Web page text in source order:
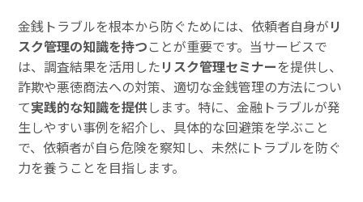
金銭トラブルを根本から防ぐためには、依頼者自身がリ
スク管理の知識を持つことが重要です。当サービスで
は、調査結果を活用したリスク管理セミナーを提供し、
詐欺や悪徳商法への対策、適切な金銭管理の方法につい
て実践的な知識を提供します。特に、金融トラブルが発
生しやすい事例を紹介し、具体的な回避策を学ぶこと
で、依頼者が自ら危険を察知し、未然にトラブルを防ぐ
力を養うことを目指します。